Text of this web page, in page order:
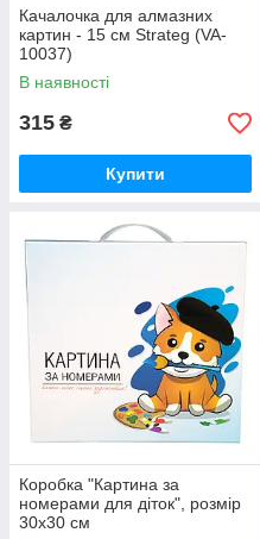
Качалочка для алмазних
картин - 15 см Strateg (VA-
10037)
В наявності
315 ₴
Купити
Коробка "Картина за
номерами для діток", розмір
30х30 см